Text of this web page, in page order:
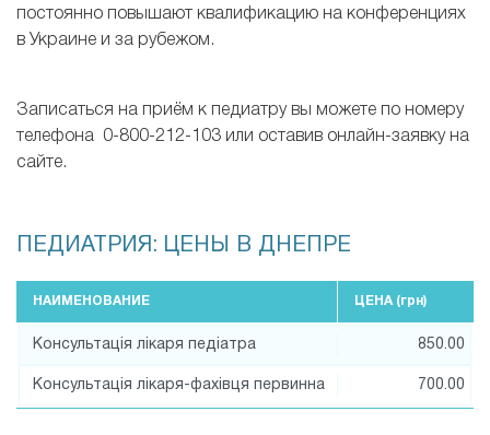
постоянно повышают квалификацию на конференциях
в Украине и за рубежом.
Записаться на приём к педиатру вы можете по номеру
телефона 0-800-212-103 или оставив онлайн-заявку на
сайте.
ПЕДИАТРИЯ: ЦЕНЫ В ДНЕПРЕ
НАИМЕНОВАНИЕ ЦЕНА (грн)
Консультація лікаря педіатра 850.00
Консультація лікаря-фахівця первинна 700.00